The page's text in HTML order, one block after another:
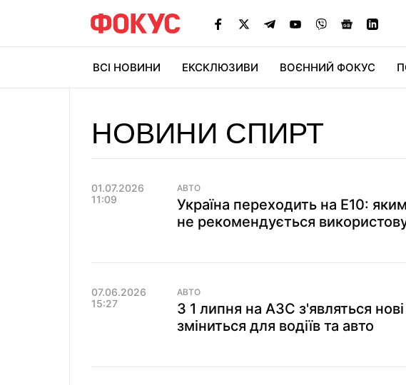
ВСІ НОВИНИ ЕКСКЛЮЗИВИ ВОЄННИЙ ФОКУС
НОВИНИ СПИРТ
01.07.2026
11:09
АВТО
Україна переходить на Е10:
не рекомендується
07.06.2026
15:27
АВТО
З 1 липня на АЗС з'являться
зміниться для водіїв та авто